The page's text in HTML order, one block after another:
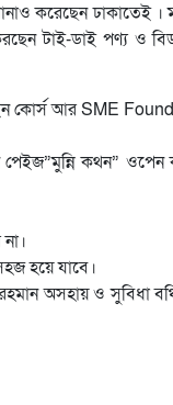
করেছেন ঢাকাতেই ।
টাই-ডাই পণ্য ও
কোর্স আর SME
কথন” ওপেন
হয়ে যাবে।
অসহায় ও সুবিধা